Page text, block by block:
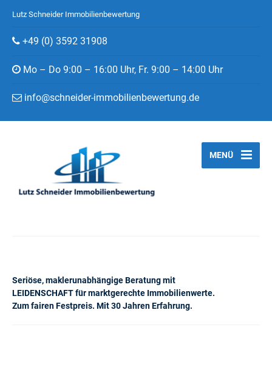
Lutz Schneider Immobilienbewertung
+49 (0) 3592 31908
Mo – Do 9:00 – 16:00 Uhr, Fr. 9:00 – 14:00 Uhr
info@schneider-immobilienbewertung.de
Seriöse, maklerunabhängige Beratung mit
LEIDENSCHAFT für marktgerechte Immobilienwerte.
Zum fairen Festpreis. Mit 30 Jahren Erfahrung.
MENÜ